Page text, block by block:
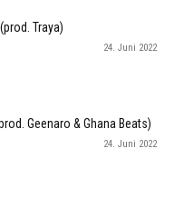
Traya)
24. Juni 2022
Geenaro & Ghana Beats)
24. Juni 2022